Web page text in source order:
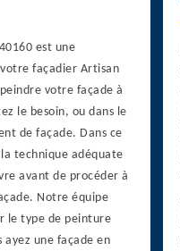
est une
façadier Artisan
votre façade à
le besoin, ou dans le
de façade. Dans ce
technique adéquate
avant de procéder à
Notre équipe
le type de peinture
une façade en